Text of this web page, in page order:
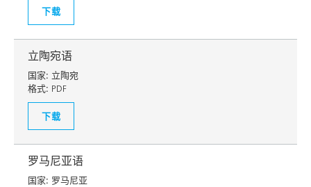
下载
立陶宛语
国家: 立陶宛
格式: PDF
下载
罗马尼亚语
国家: 罗马尼亚